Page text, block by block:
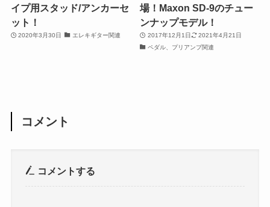
イプ用スタッド/アンカーセ
ット！
2020年3月30日 エレキギター関連
場！Maxon SD-9のチュー
ンナップモデル！
2017年12月1日
2021年4月21日
ペダル、プリアンプ関連
コメント
コメントする